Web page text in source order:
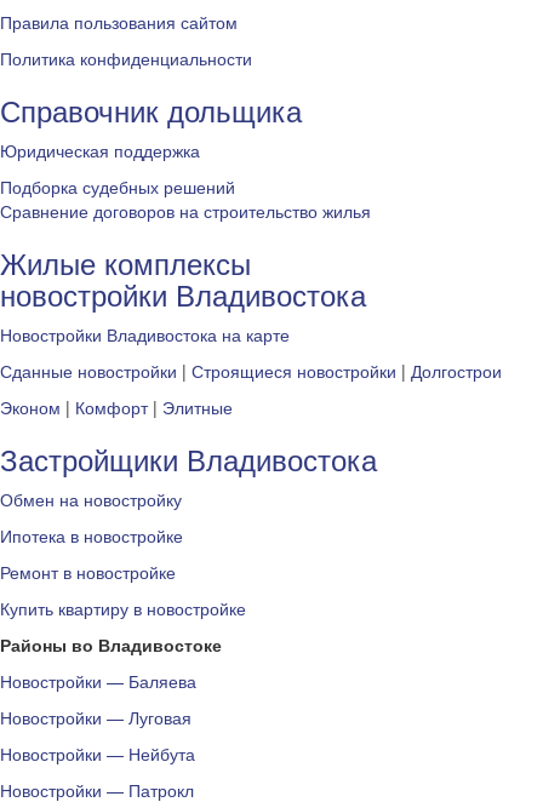
Правила пользования сайтом
Политика конфиденциальности
Справочник дольщика
Юридическая поддержка
Подборка судебных решений
Сравнение договоров на строительство жилья
Жилые комплексы
новостройки Владивостока
Новостройки Владивостока на карте
Сданные новостройки | Строящиеся новостройки | Долгострои
Эконом | Комфорт| Элитные
Застройщики Владивостока
Обмен на новостройку
Ипотека в новостройке
Ремонт в новостройке
Купить квартиру в новостройке
Районы во Владивостоке
Новостройки — Баляева
Новостройки — Луговая
Новостройки — Нейбута
Новостройки — Патрокл